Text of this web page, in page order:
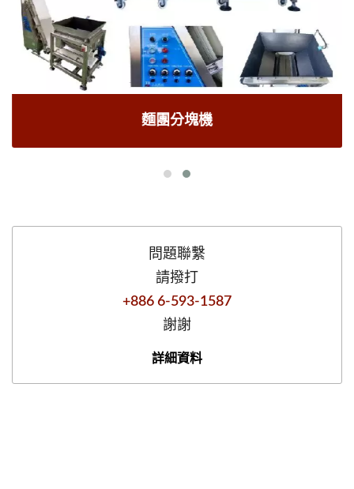
麵團分塊機
問題聯繫
請撥打
+886 6-593-1587
謝謝
詳細資料